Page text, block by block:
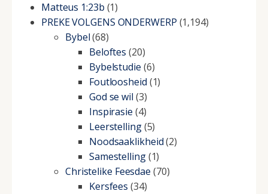
Matteus 1:23b (1)
PREKE VOLGENS ONDERWERP (1,194)
Bybel(68)
Beloftes (20)
Bybelstudie (6)
Foutloosheid (1)
God se wil (3)
Inspirasie (4)
Leerstelling(5)
Noodsaaklikheid(2)
Samestelling(1)
Christelike Feesdae (70)
Kersfees (34)